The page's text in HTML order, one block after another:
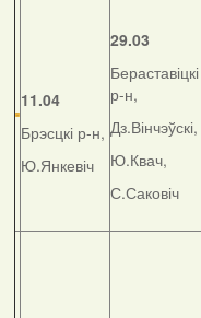
11.04
Брэсцкі р-н,
Ю.Янкевіч
29.03
Бераставіцкі
р-н,
Дз.Вінчэўскі,
Ю.Квач,
С.Саковіч